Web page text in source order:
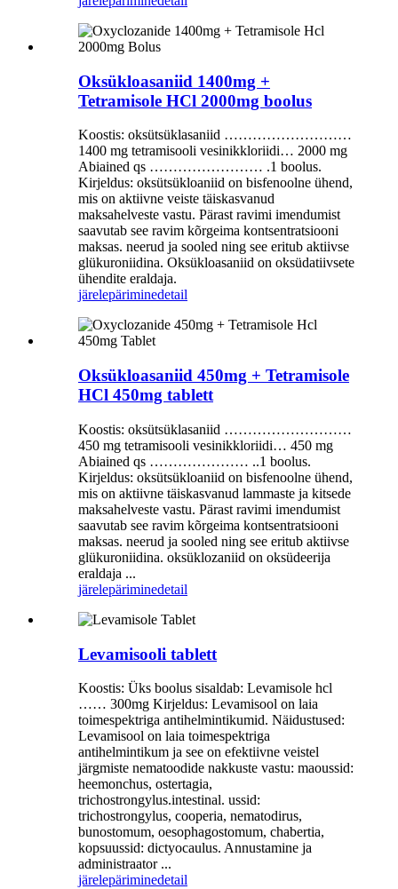
Oksükloasaniid 1400mg +
Tetramisole HCl 2000mg boolus
Koostis: oksütsüklasaniid ………………………
1400 mg tetramisooli vesinikkloriidi… 2000 mg
Abiained qs …………………… .1 boolus.
Kirjeldus: oksütsükloaniid on bisfenoolne ühend,
mis on aktiivne veiste täiskasvanud
maksahelveste vastu. Pärast ravimi imendumist
saavutab see ravim kõrgeima kontsentratsiooni
maksas. neerud ja sooled ning see eritub aktiivse
glükuroniidina. Oksükloasaniid on oksüdatiivsete
ühendite eraldaja.
järelepäriminedetail
Oksükloasaniid 450mg + Tetramisole
HCl 450mg tablett
Koostis: oksütsüklasaniid ………………………
450 mg tetramisooli vesinikkloriidi… 450 mg
Abiained qs ………………… ..1 boolus.
Kirjeldus: oksütsükloaniid on bisfenoolne ühend,
mis on aktiivne täiskasvanud lammaste ja kitsede
maksahelveste vastu. Pärast ravimi imendumist
saavutab see ravim kõrgeima kontsentratsiooni
maksas. neerud ja sooled ning see eritub aktiivse
glükuroniidina. oksüklozaniid on oksüdeerija
eraldaja ...
järelepäriminedetail
Levamisooli tablett
Koostis: Üks boolus sisaldab: Levamisole hcl
…… 300mg Kirjeldus: Levamisool on laia
toimespektriga antihelmintikumid. Näidustused:
Levamisool on laia toimespektriga
antihelmintikum ja see on efektiivne veistel
järgmiste nematoodide nakkuste vastu: maoussid:
heemonchus, ostertagia,
trichostrongylus.intestinal. ussid:
trichostrongylus, cooperia, nematodirus,
bunostomum, oesophagostomum, chabertia,
kopsuussid: dictyocaulus. Annustamine ja
administraator ...
järelepäriminedetail